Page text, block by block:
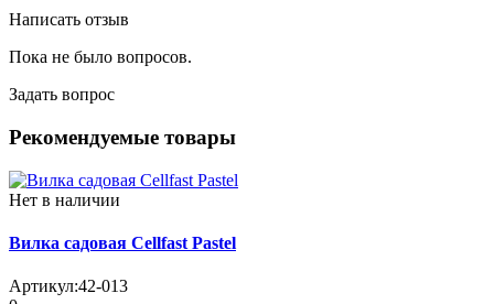
Написать отзыв
Пока не было вопросов.
Задать вопрос
Рекомендуемые товары
Нет в наличии
Вилка садовая Cellfast Pastel
Артикул:42-013